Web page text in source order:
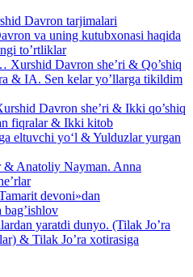
Davron tarjimalari
va uning kutubxonasi haqida
to’rtliklar
Xurshid Davron she’ri & Qo’shiq
& IA. Sen kelar yo’llarga tikildim
Davron she’ri & Ikki qo’shiq
fiqralar & Ikki kitob
eltuvchi yo‘l & Yulduzlar yurgan
& Anatoliy Nayman. Anna
devoni»dan
yaratdi dunyo. (Tilak Jo’ra
& Tilak Jo’ra xotirasiga